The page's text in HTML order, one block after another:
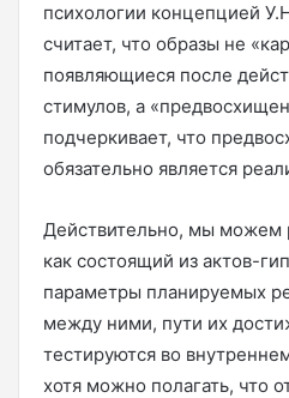
психологии концепцией
считает, что образы не
появляющиеся после
стимулов, а
подчеркивает, что
обязательно является
Действительно, мы можем
как состоящий из актов-
параметры планируемых
между ними, пути их
тестируются во
хотя можно полагать, что